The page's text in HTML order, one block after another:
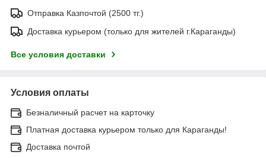
Отправка Казпочтой (2500 тг.)
Доставка курьером (только для жителей г.Караганды)
Все условия доставки
Условия оплаты
Безналичный расчет на карточку
Платная доставка курьером только для Караганды!
Доставка почтой